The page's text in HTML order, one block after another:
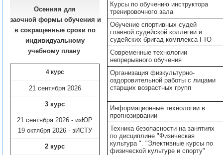
Осенняя для
заочной формы обучения и
в сокращенные сроки по
индивидуальному
учебному плану​
4 курс
21 сентября 2026
3 курс
21 сентября 2026 - изЮР
19 октября 2026 - зИСТУ
2 курс
Курсы по обучению инструктора
тренировочного зала
Обучение спортивных судей
главной судейской коллегии и
судейских бригад комплекса ГТО
Современные технологии
непрерывного обучения
Организация физкультурно-
оздоровительной работы с лицами
старщих возрастных групп
Информационные технологии в
прогнозирвании
Техника безопасности на занятиях
по дисциплине "Физическая
культура ". "Элективные курсы по
физической культуре и спорту"